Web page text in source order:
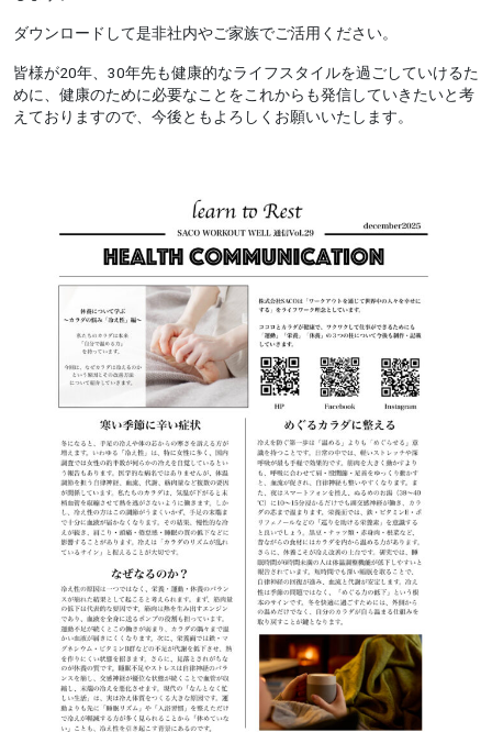
ダウンロードして是非社内やご家族でご活用ください。
皆様が20年、30年先も健康的なライフスタイルを過ごしていけるた
めに、健康のために必要なことをこれからも発信していきたいと考
えておりますので、今後ともよろしくお願いいたします。